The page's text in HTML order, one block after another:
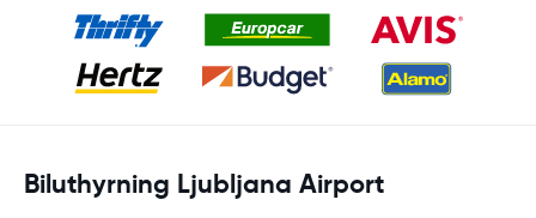
Biluthyrning Ljubljana Airport